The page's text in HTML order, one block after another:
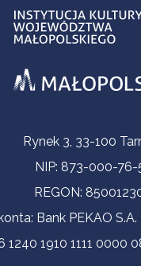
kontaktowe
Rynek 3, 33-100
NIP: 873-000-76-
REGON:
Bank PEKAO
1240 1910 1111 0000